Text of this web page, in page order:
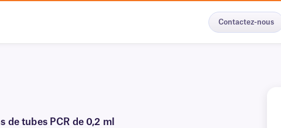
Contactez-nous
de tubes PCR de 0,2 ml